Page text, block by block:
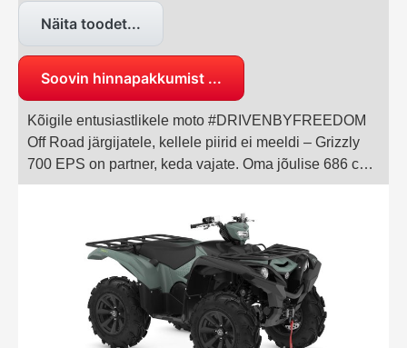
Näita toodet...
Soovin hinnapakkumist ...
Kõigile entusiastlikele moto #DRIVENBYFREEDOM
Off Road järgijatele, kellele piirid ei meeldi – Grizzly
700 EPS on partner, keda vajate. Oma jõulise 686 cm³
mootori ja vastupidava šassiiga on Grizzly oma
kompaktseid maastikusõidukeid, pakkudes teile
rohkem vabadust seiklemiseks.